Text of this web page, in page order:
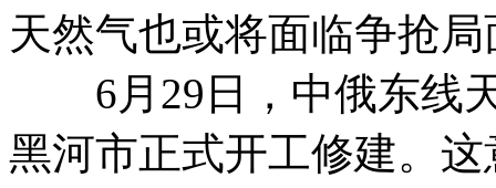
天然气也或将面临争抢局
6月29日，中俄东线天
黑河市正式开工修建。